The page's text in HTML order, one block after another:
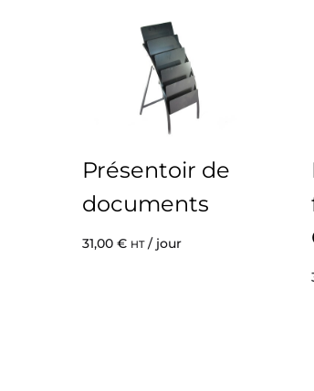
Présentoir de
documents
31,00 € HT/ jour